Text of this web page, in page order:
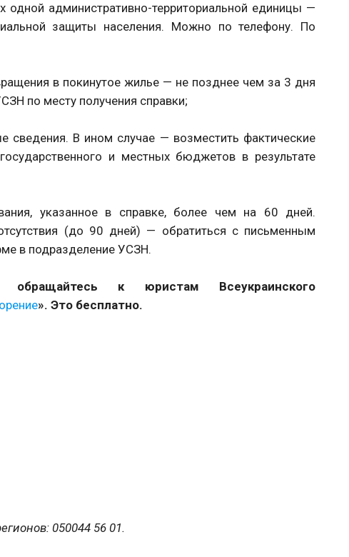
одной административно-территориальной единицы —
защиты населения. Можно по телефону. По
в покинутое жилье — не позднее чем за 3 дня
по месту получения справки;
сведения. В ином случае — возместить фактические
и местных бюджетов в результате
указанное в справке, более чем на 60 дней.
(до 90 дней) — обратиться с письменным
в подразделение УСЗН.
к юристам Всеукраинского
». Это бесплатно.
050044 56 01.